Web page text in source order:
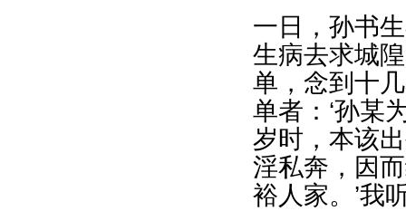
一日，孙书
生病去求城
单，念到十
单者：‘孙某
岁时，本该
淫私奔，因
裕人家。’我